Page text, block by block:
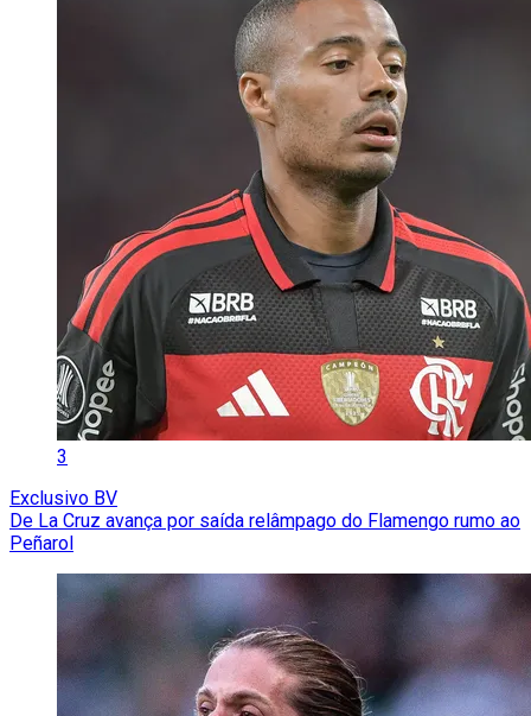
3
Exclusivo BV
De La Cruz avança por saída relâmpago do Flamengo rumo ao
Peñarol